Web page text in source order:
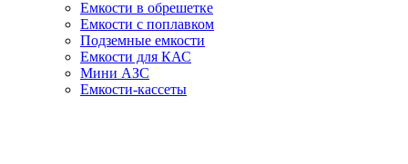
Емкости в обрешетке
Емкости с поплавком
Подземные емкости
Емкости для КАС
Мини АЗС
Емкости-кассеты